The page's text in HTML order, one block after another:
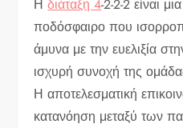
Ηδιάταξη 4-2-2-2 είναι
ποδόσφαιρο που
άμυνα με την ευελιξία
ισχυρή συνοχή της
Η αποτελεσματική
κατανόηση μεταξύ των